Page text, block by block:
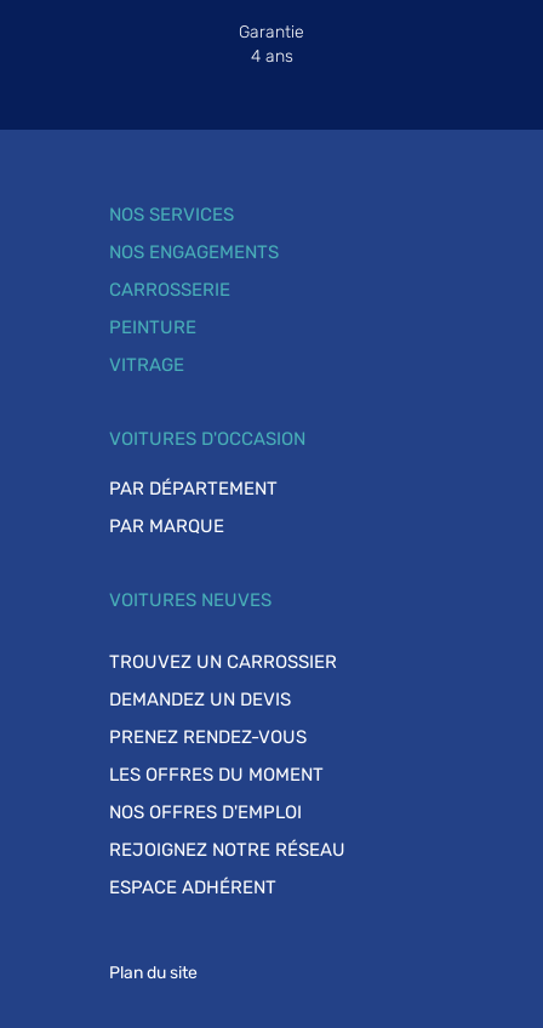
Garantie
4 ans
NOS SERVICES
NOS ENGAGEMENTS
CARROSSERIE
PEINTURE
VITRAGE
VOITURES D'OCCASION
PAR DÉPARTEMENT
PAR MARQUE
VOITURES NEUVES
TROUVEZ UN CARROSSIER
DEMANDEZ UN DEVIS
PRENEZ RENDEZ-VOUS
LES OFFRES DU MOMENT
NOS OFFRES D'EMPLOI
REJOIGNEZ NOTRE RÉSEAU
ESPACE ADHÉRENT
Plan du site